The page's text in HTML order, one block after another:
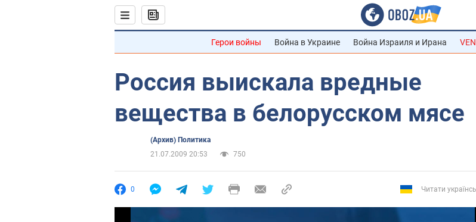
Герои войны Война в Украине Война Израиля и Ирана
Россия выискала вредные
вещества в белорусском мясе
(Архив) Политика
21.07.2009 20:53
750
0 Читати